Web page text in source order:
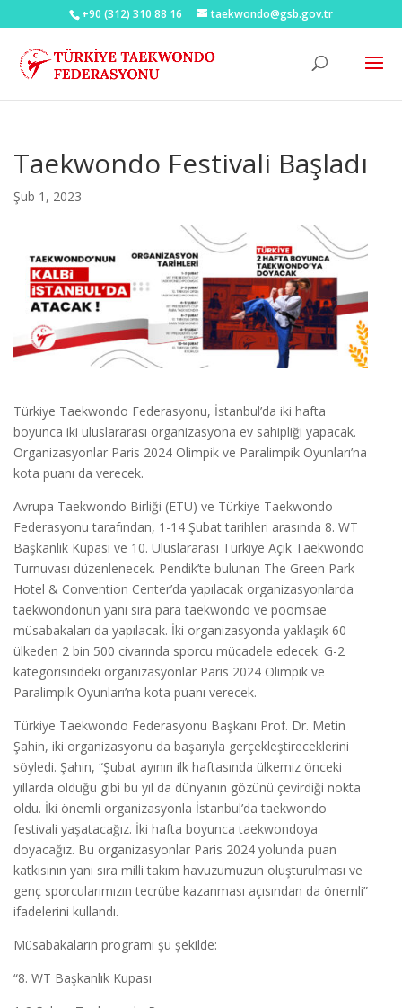
+90 (312) 310 88 16 taekwondo@gsb.gov.tr
Taekwondo Festivali Başladı
Şub 1, 2023
Türkiye Taekwondo Federasyonu, İstanbul’da iki hafta
boyunca iki uluslararası organizasyona ev sahipliği yapacak.
Organizasyonlar Paris 2024 Olimpik ve Paralimpik Oyunları’na
kota puanı da verecek.
Avrupa Taekwondo Birliği (ETU) ve Türkiye Taekwondo
Federasyonu tarafından, 1-14 Şubat tarihleri arasında 8. WT
Başkanlık Kupası ve 10. Uluslararası Türkiye Açık Taekwondo
Turnuvası düzenlenecek. Pendik’te bulunan The Green Park
Hotel & Convention Center’da yapılacak organizasyonlarda
taekwondonun yanı sıra para taekwondo ve poomsae
müsabakaları da yapılacak. İki organizasyonda yaklaşık 60
ülkeden 2 bin 500 civarında sporcu mücadele edecek. G-2
kategorisindeki organizasyonlar Paris 2024 Olimpik ve
Paralimpik Oyunları’na kota puanı verecek.
Türkiye Taekwondo Federasyonu Başkanı Prof. Dr. Metin
Şahin, iki organizasyonu da başarıyla gerçekleştireceklerini
söyledi. Şahin, “Şubat ayının ilk haftasında ülkemiz önceki
yıllarda olduğu gibi bu yıl da dünyanın gözünü çevirdiği nokta
oldu. İki önemli organizasyonla İstanbul’da taekwondo
festivali yaşatacağız. İki hafta boyunca taekwondoya
doyacağız. Bu organizasyonlar Paris 2024 yolunda puan
katkısının yanı sıra milli takım havuzumuzun oluşturulması ve
genç sporcularımızın tecrübe kazanması açısından da önemli”
ifadelerini kullandı.
Müsabakaların programı şu şekilde:
“8. WT Başkanlık Kupası